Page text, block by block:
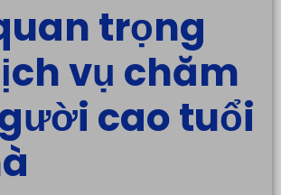
trọng
vụ chăm
cao tuổi